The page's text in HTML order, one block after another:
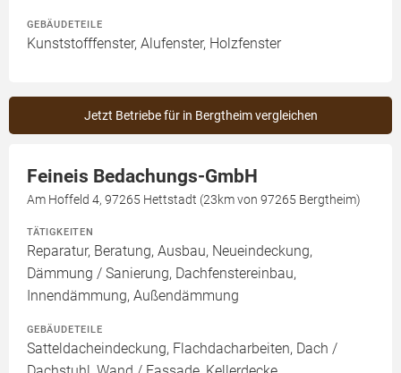
GEBÄUDETEILE
Kunststofffenster, Alufenster, Holzfenster
Jetzt Betriebe für in Bergtheim vergleichen
Feineis Bedachungs-GmbH
Am Hoffeld 4, 97265 Hettstadt (23km von 97265 Bergtheim)
TÄTIGKEITEN
Reparatur, Beratung, Ausbau, Neueindeckung,
Dämmung / Sanierung, Dachfenstereinbau,
Innendämmung, Außendämmung
GEBÄUDETEILE
Satteldacheindeckung, Flachdacharbeiten, Dach /